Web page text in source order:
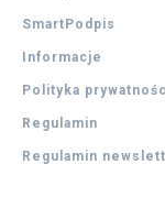
SmartPodpis
Informacje
Polityka
Regulamin
Regulamin